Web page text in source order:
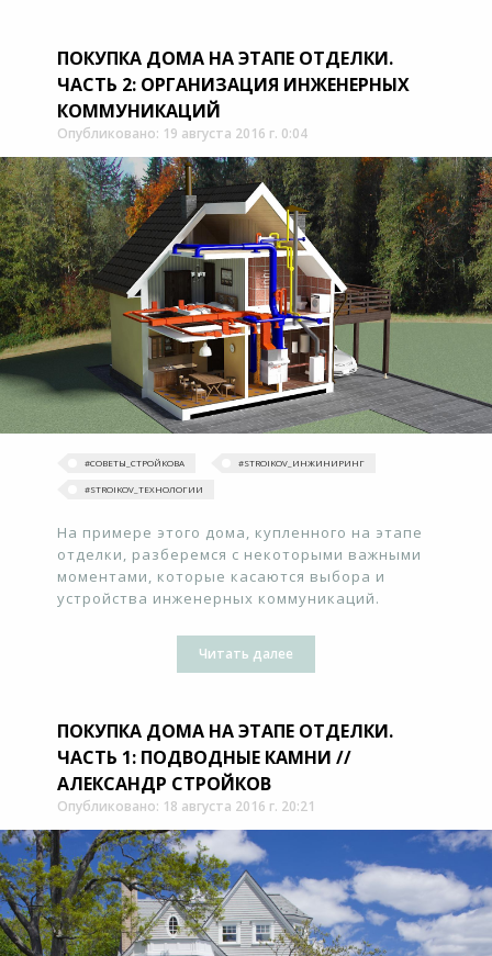
ПОКУПКА ДОМА НА ЭТАПЕ ОТДЕЛКИ.
ЧАСТЬ 2: ОРГАНИЗАЦИЯ ИНЖЕНЕРНЫХ
КОММУНИКАЦИЙ
Опубликовано: 19 августа 2016 г. 0:04
#‎СОВЕТЫ_СТРОЙКОВА #STROIKOV_ИНЖИНИРИНГ
#STROIKOV_ТЕХНОЛОГИИ
На примере этого дома, купленного на этапе
отделки, разберемся с некоторыми важными
моментами, которые касаются выбора и
устройства инженерных коммуникаций.
Читать далее
ПОКУПКА ДОМА НА ЭТАПЕ ОТДЕЛКИ.
ЧАСТЬ 1: ПОДВОДНЫЕ КАМНИ //
АЛЕКСАНДР СТРОЙКОВ
Опубликовано: 18 августа 2016 г. 20:21